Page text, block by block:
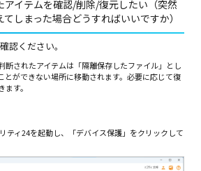
アイテムを確認/削除/復元したい（突然
しまった場合どうすればいいですか）
認ください。
断されたアイテムは「隔離保存したファイル」とし
とができない場所に移動されます。必要に応じて復
す。
ティ24を起動し、「デバイス保護」をクリックして